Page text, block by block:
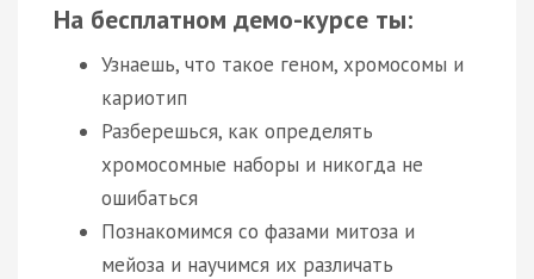
На бесплатном демо-курсе ты:
Узнаешь, что такое геном, хромосомы и
кариотип
Разберешься, как определять
хромосомные наборы и никогда не
ошибаться
Познакомимся со фазами митоза и
мейоза и научимся их различать